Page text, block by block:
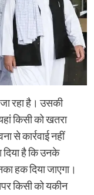
रहा है। उसकी
किसी को खतरा
से कार्रवाई नहीं
है कि उनके
हक दिया जाएगा।
किसी को यकीन